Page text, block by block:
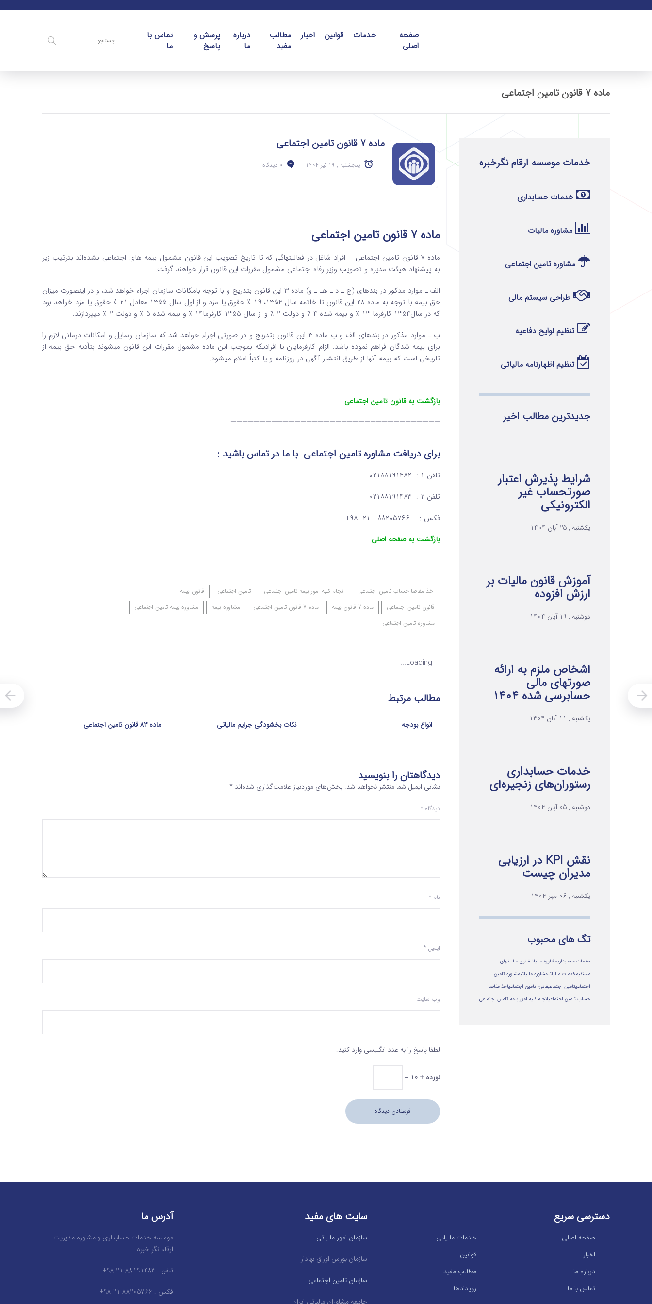
صفحه
اصلی
خدمات قوانین اخبار
مطالب
مفید
درباره
ما
پرسش و
پاسخ
تماس با
ما
ماده 7 قانون تامین اجتماعی
ماده 7 قانون تامین اجتماعی
پنجشنبه , 19 تیر 1404 0 دیدگاه
ماده 7 قانون تامین اجتماعی
ماده 7 قانون تامین اجتماعی – افراد شاغل در فعالیتهائی که تا تاریخ تصویب این قانون مشمول بیمه‌ های اجتماعی نشده‌اند بترتیب زیر
به پیشنهاد هیئت مدیره و تصویب ‌وزیر رفاه اجتماعی مشمول مقررات این قانون قرار خواهند گرفت.
الف ـ موارد مذکور در بندهای (ج ـ د ـ هـ ـ و) ماده 3 این قانون بتدریج و با توجه بامکانات سازمان اجراء خواهد شد، و در اینصورت میزان‌
حق بیمه با توجه به ماده 28 این قانون تا خاتمه سال 1354، 19 ٪ حقوق یا مزد و از اول سال 1355 معادل 21 ٪ حقوق یا مزد خواهد بود
که در سال1354 کارفرما 13 ٪ و بیمه شده 4 ٪ و دولت 2 ٪ و از سال 1355 کارفرما14 ٪ و بیمه شده 5 ٪ و دولت 2 ٪ میپردازند.
ب ـ موارد مذکور در بندهای ‌الف و ب ماده 3 این قانون بتدریج و در صورتی اجراء خواهد شد که سازمان وسایل و امکانات درمانی لازم را
برای‌ بیمه ‌شدگان فراهم نموده باشد. الزام کارفرمایان یا افرادیکه بموجب این ماده مشمول مقررات این قانون میشوند بتأدیه حق بیمه از
تاریخی است که بیمه آنها از طریق انتشار آگهی ‌در روزنامه و یا کتباً اعلام میشود.
بازگشت به قانون تامین اجتماعی
————————————————————————————————————
برای دریافت مشاوره تامین اجتماعیبا ما در تماسباشید :
تلفن ۱ : ۰۲۱۸۸۱۹۱۴۸۲
تلفن ۲ : ۰۲۱۸۸۱۹۱۴۸۳
فکس : ۸۸۲۰۵۷۶۶ ۲۱ ۹۸++
بازگشت به صفحه اصلی
اخذ مفاصا حساب تامین اجتماعی انجام کلیه امور بیمه تامین اجتماعی تامین اجتماعی
قانون بیمه
قانون تامین اجتماعی
ماده 7 قانون بیمه ماده 7 قانون تامین اجتماعی مشاوره بیمه
مشاوره بیمه تامین اجتماعی
مشاوره تامین اجتماعی
Loading...
مطالب مرتبط
ماده 83 قانون تامین اجتماعی نکات بخشودگی جرایم مالیاتی انواع بودجه
دیدگاهتان را بنویسید
نشانی ایمیل شما منتشر نخواهد شد. بخش‌های موردنیاز علامت‌گذاری شده‌اند *
دیدگاه *
نام *
ایمیل *
وب‌ سایت
لطفا پاسخ را به عدد انگلیسی وارد کنید:
نوزده + 10 =
خدمات موسسه ارقام نگرخبره
خدمات حسابداری
مشاوره مالیات
مشاوره تامین اجتماعی
طراحی سیستم مالی
تنظیم لوایح دفاعیه
تنظیم اظهارنامه مالیاتی
جدیدترین مطالب اخیر
شرایط پذیرش اعتبار
صورتحساب غیر
الکترونیکی
یکشنبه , 25 آبان 1404
آموزش قانون مالیات بر
ارزش افزوده
دوشنبه , 19 آبان 1404
اشخاص ملزم به ارائه
صورتهای مالی
حسابرسی شده ۱۴۰۴
یکشنبه , 11 آبان 1404
خدمات حسابداری
رستوران‌های زنجیره‌ای
دوشنبه , 05 آبان 1404
نقش KPI در ارزیابی
مدیران چیست
یکشنبه , 06 مهر 1404
تگ های محبوب
خدمات حسابداریمشاوره مالیاتیقانون مالیاتهای
مستقیمخدمات مالیاتیمشاوره مالياتيمشاوره تامین
اجتماعیتامین اجتماعیقانون تامین اجتماعیاخذ مفاصا
حساب تامین اجتماعیانجام کلیه امور بیمه تامین اجتماعی
آدرس ما
موسسه خدمات حسابداری و مشاوره مدیریت
ارقام نگر خبره
تلفن : 88191483 21 98+
فکس : 88205766 21 98+
سایت های مفید
سازمان امور مالیاتی
سازمان بورس اوراق بهادار
سازمان تامین اجتماعی
جامعه مشاوران مالیاتی ایران
دسترسی سریع
خدمات مالیاتی
صفحه اصلی
قوانین
اخبار
مطالب مفید
درباره ما
رویدادها
تماس با ما